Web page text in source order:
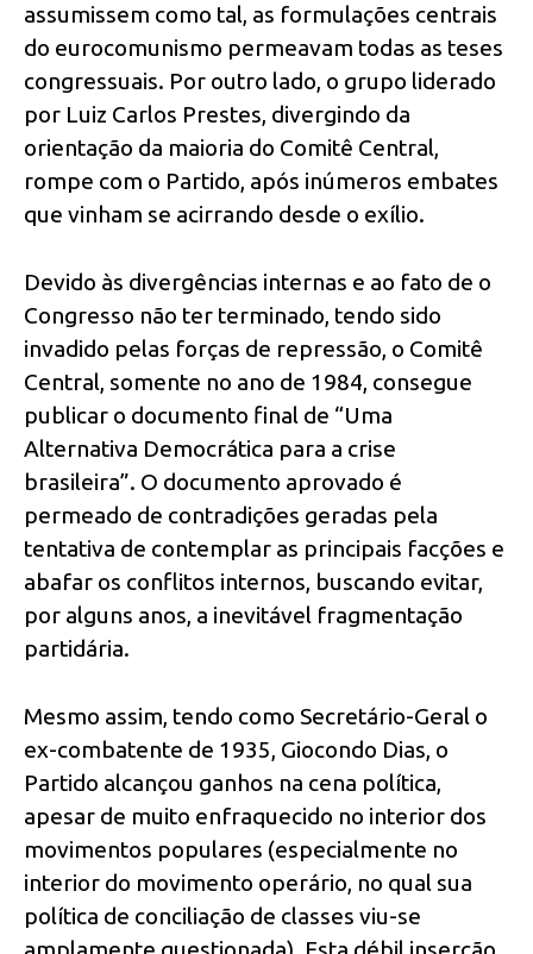
assumissem como tal, as formulações centrais
do eurocomunismo permeavam todas as teses
congressuais. Por outro lado, o grupo liderado
por Luiz Carlos Prestes, divergindo da
orientação da maioria do Comitê Central,
rompe com o Partido, após inúmeros embates
que vinham se acirrando desde o exílio.
Devido às divergências internas e ao fato de o
Congresso não ter terminado, tendo sido
invadido pelas forças de repressão, o Comitê
Central, somente no ano de 1984, consegue
publicar o documento final de “Uma
Alternativa Democrática para a crise
brasileira”. O documento aprovado é
permeado de contradições geradas pela
tentativa de contemplar as principais facções e
abafar os conflitos internos, buscando evitar,
por alguns anos, a inevitável fragmentação
partidária.
Mesmo assim, tendo como Secretário-Geral o
ex-combatente de 1935, Giocondo Dias, o
Partido alcançou ganhos na cena política,
apesar de muito enfraquecido no interior dos
movimentos populares (especialmente no
interior do movimento operário, no qual sua
política de conciliação de classes viu-se